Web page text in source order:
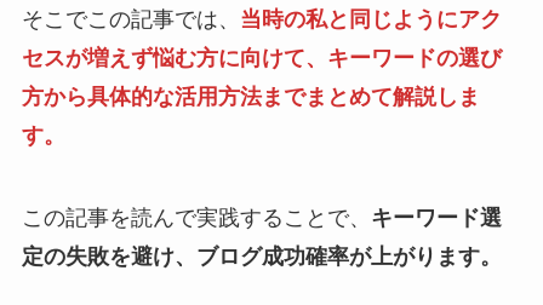
そこでこの記事では、 当時の私と同じようにアク
セスが増えず悩む方に向けて、キーワードの選び
方から具体的な活用方法までまとめて解説しま
す。
この記事を読んで実践することで、 キーワード選
定の失敗を避け、ブログ成功確率が上がります。